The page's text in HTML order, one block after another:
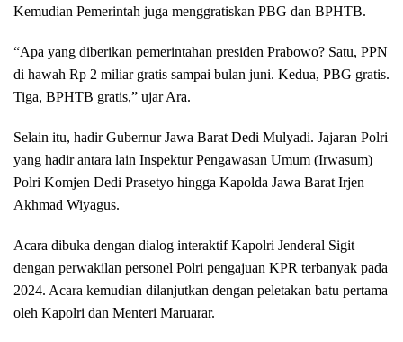
Kemudian Pemerintah juga menggratiskan PBG dan BPHTB.
“Apa yang diberikan pemerintahan presiden Prabowo? Satu, PPN
di hawah Rp 2 miliar gratis sampai bulan juni. Kedua, PBG gratis.
Tiga, BPHTB gratis,” ujar Ara.
Selain itu, hadir Gubernur Jawa Barat Dedi Mulyadi. Jajaran Polri
yang hadir antara lain Inspektur Pengawasan Umum (Irwasum)
Polri Komjen Dedi Prasetyo hingga Kapolda Jawa Barat Irjen
Akhmad Wiyagus.
Acara dibuka dengan dialog interaktif Kapolri Jenderal Sigit
dengan perwakilan personel Polri pengajuan KPR terbanyak pada
2024. Acara kemudian dilanjutkan dengan peletakan batu pertama
oleh Kapolri dan Menteri Maruarar.